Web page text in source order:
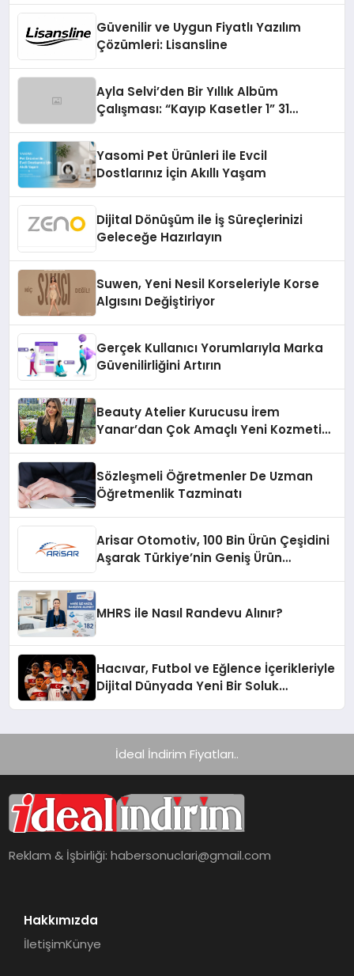
Güvenilir ve Uygun Fiyatlı Yazılım
Çözümleri: Lisansline
Ayla Selvi’den Bir Yıllık Albüm
Çalışması: “Kayıp Kasetler 1” 31
Yasomi Pet Ürünleri ile Evcil
Dostlarınız İçin Akıllı Yaşam
Dijital Dönüşüm ile İş Süreçlerinizi
Geleceğe Hazırlayın
Suwen, Yeni Nesil Korseleriyle Korse
Algısını Değiştiriyor
Gerçek Kullanıcı Yorumlarıyla Marka
Güvenilirliğini Artırın
Beauty Atelier Kurucusu İrem
Yanar’dan Çok Amaçlı Yeni Kozmetik
Sözleşmeli Öğretmenler De Uzman
Öğretmenlik Tazminatı
Arisar Otomotiv, 100 Bin Ürün Çeşidini
Aşarak Türkiye’nin Geniş Ürün
MHRS ile Nasıl Randevu Alınır?
Hacıvar, Futbol ve Eğlence İçerikleriyle
Dijital Dünyada Yeni Bir Soluk
İdeal İndirim Fiyatları..
Reklam & İşbirliği:habersonuclari@gmail.com
Hakkımızda
İletişimKünye